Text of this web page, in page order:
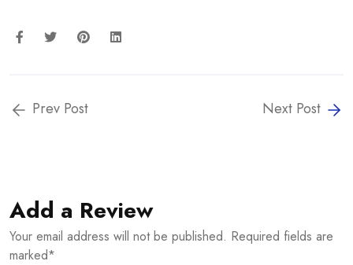
Prev Post Next Post
Add a Review
Your email address will not be published. Required fields are
marked*